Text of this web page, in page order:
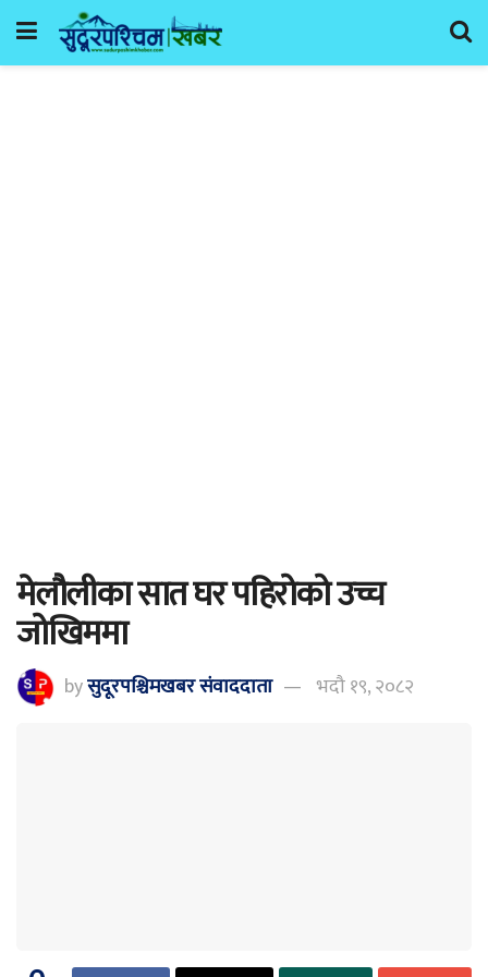
मेलौलीका सात घर पहिरोको उच्च
जोखिममा
byसुदूरपश्चिमखबर संंवाददाता भदौ १९, २०८२